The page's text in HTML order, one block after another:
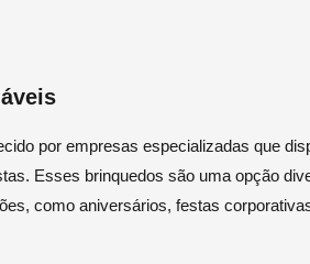
por empresas especializadas que
Esses brinquedos são uma opção
como aniversários, festas